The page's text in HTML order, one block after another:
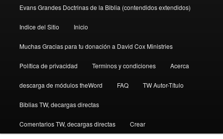
Evans Grandes Doctrinas de la Biblia (contendidos extendidos)
Indice del Sitio Inicio
Muchas Gracias para tu donación a David Cox Ministries
Política de privacidad Terminos y condiciones Acerca
descarga de módulos theWord FAQ TW Autor-Título
Biblias TW, decargas directas
Comentarios TW, decargas directas Crear